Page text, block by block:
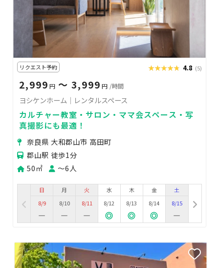
リクエスト予約 ★★★★★
★★★★★ 4.8 (5)
2,999 円 〜 3,999 円 /時間
ヨシケンホーム｜レンタルスペース
カルチャー教室・サロン・ママ会スペース・写
真撮影にも最適！
奈良県 大和郡山市 高田町
郡山駅 徒歩1分
50㎡
〜6人
日
8/9
月
8/10
火
8/11
水
8/12
木
8/13
金
8/14
土
8/15